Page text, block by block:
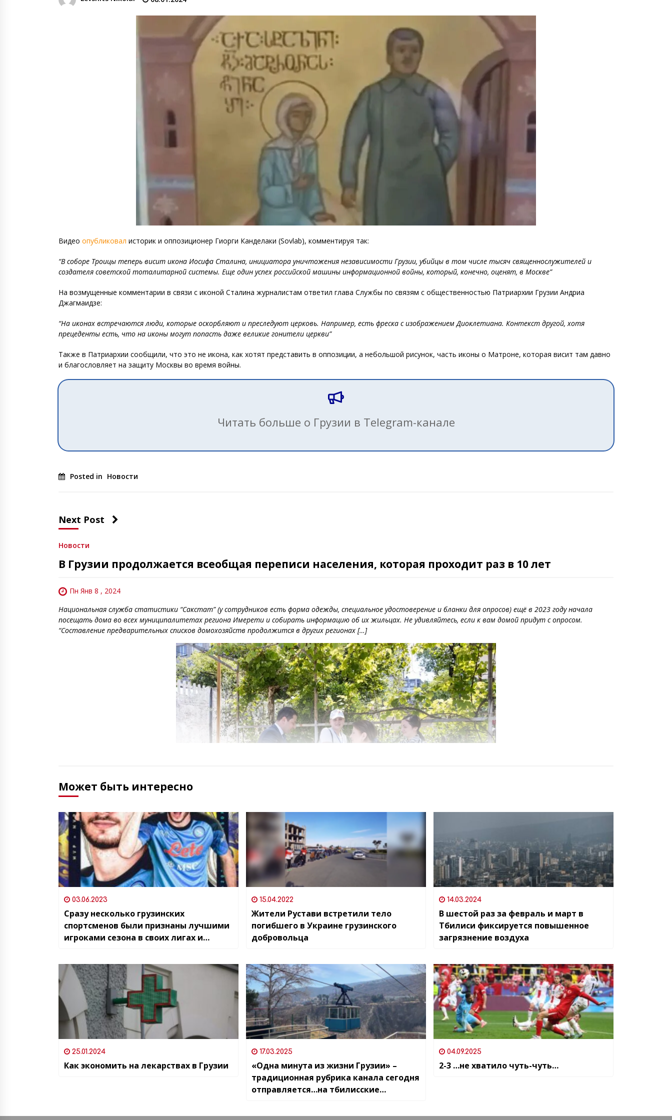
денежных переводов из
кинотеатральный дайджест
Грузии
02.08.2026
Российские СМИ и паблики
намеренно разгоняют тему
плохих отношений между
Самые популярные имена и
распространённые фамилии в
Грузии
02.08.2026
Юные звезды соцсетей Ана-
Мария и Ева Бутиашвили: как
вырасти за год до полумиллиона
подписчиков.
01.08.2026
за несколько дней
Сеть OnePrice полностью ушла с
рынка и прекратила свою
деятельность в Грузии, на её
место пришла “Ambari”
01.08.2026
Где покупать книги на русском
01.08.2026
Видео опубликовал историк и оппозиционер Гиорги Канделаки (Sovlab), комментируя так:
“В соборе Троицы теперь висит икона Иосифа Сталина, инициатора уничтожения независимости Грузии, убийцы в том числе тысяч священнослужителей и
создателя советской тоталитарной системы. Еще один успех российской машины информационной войны, который, конечно, оценят, в Москве”
На возмущенные комментарии в связи с иконой Сталина журналистам ответил глава Службы по связям с общественностью Патриархии Грузии Андриа
Джагмаидзе:
“На иконах встречаются люди, которые оскорбляют и преследуют церковь. Например, есть фреска с изображением Диоклетиана. Контекст другой, хотя
прецеденты есть, что на иконы могут попасть даже великие гонители церкви”
Также в Патриархии сообщили, что это не икона, как хотят представить в оппозиции, а небольшой рисунок, часть иконы о Матроне, которая висит там давно
и благословляет на защиту Москвы во время войны.
Читать больше о Грузии в Telegram-канале
Posted in Новости
Next Post
Новости
В Грузии продолжается всеобщая переписи населения, которая проходит раз в 10 лет
Пн Янв 8 , 2024
Национальная служба статистики “Сакстат” (у сотрудников есть форма одежды, специальное удостоверение и бланки для опросов) ещё в 2023 году начала
посещать дома во всех муниципалитетах региона Имерети и собирать информацию об их жильцах. Не удивляйтесь, если к вам домой придут с опросом.
“Составление предварительных списков домохозяйств продолжится в других регионах […]
Может быть интересно
03.06.2023
Сразу несколько грузинских
спортсменов были признаны лучшими
игроками сезона в своих лигах и
15.04.2022
Жители Рустави встретили тело
погибшего в Украине грузинского
добровольца
14.03.2024
В шестой раз за февраль и март в
Тбилиси фиксируется повышенное
загрязнение воздуха
25.01.2024
Как экономить на лекарствах в Грузии
17.03.2025
«Одна минута из жизни Грузии» –
традиционная рубрика канала сегодня
отправляется…на тбилисские
04.09.2025
2-3 …не хватило чуть-чуть…